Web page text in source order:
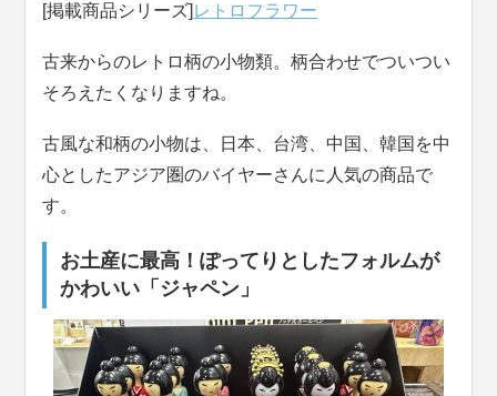
[掲載商品シリーズ] レトロフラワー
古来からのレトロ柄の小物類。柄合わせでついつい
そろえたくなりますね。
古風な和柄の小物は、日本、台湾、中国、韓国を中
心としたアジア圏のバイヤーさんに人気の商品で
す。
お土産に最高！ぽってりとしたフォルムが
かわいい「ジャペン」